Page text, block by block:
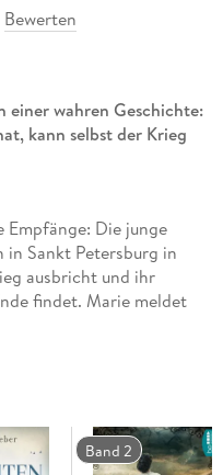
Bewerten
einer wahren Geschichte:
kann selbst der Krieg
Empfänge: Die junge
Sankt Petersburg in
ausbricht und ihr
findet. Marie meldet
Während die Welt um
Marie und Alexei für
Band 2